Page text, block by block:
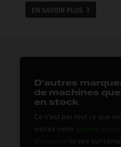
EN SAVOIR PLUS
D'autres
de machines
en stock
Ce n'est pas tout ce que
visitez notre
to see our